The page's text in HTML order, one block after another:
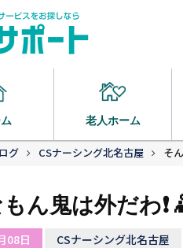
老人ホーム
グ CSナーシング北名古屋 そ
ん鬼は外だわ
08日 CSナーシング北名古屋